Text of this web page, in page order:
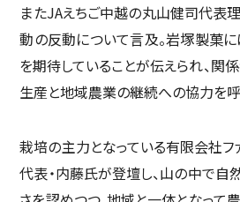
またJAえちご中越の丸山健司代表
動の反動について言及。岩塚製菓
を期待していることが伝えられ、関
生産と地域農業の継続への協力を呼
栽培の主力となっている有限会社フ
代表・内藤氏が登壇し、山の中で自